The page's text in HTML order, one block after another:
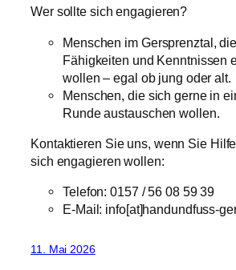
Wer sollte sich engagieren?
Menschen im Gersprenztal,
Fähigkeiten und Kenntnissen
wollen – egal ob jung oder alt.
Menschen, die sich gerne in
Runde austauschen wollen.
Kontaktieren Sie uns, wenn Sie
sich engagieren wollen:
Telefon: 0157 / 56 08 59 39
E-Mail: info[at]handundfuss-
11. Mai 2026